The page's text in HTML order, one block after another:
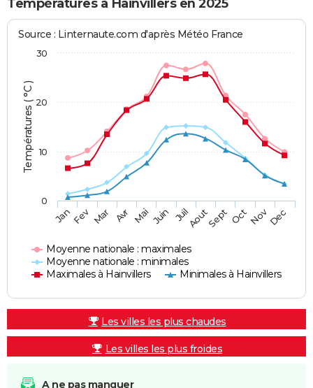
Températures à Hainvillers en 2025
Températures ( °C )
Source : Linternaute.com d'après Météo France
Moyenne nationale : maximales
Moyenne nationale : minimales
Maximales à Hainvillers
Minimales à Hainvillers
JanFev Mar Avr Mai Juin JuilAoutSept OctNovDec
0
10
20
30
Les villes les plus chaudes
Les villes les plus froides
A ne pas manquer